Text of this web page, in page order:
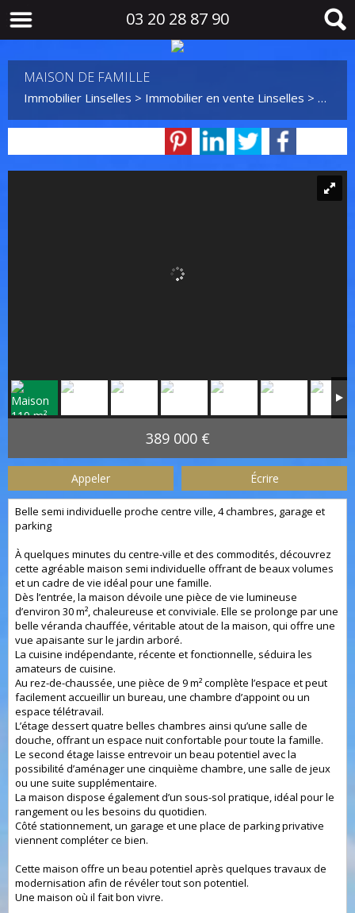
03 20 28 87 90
MAISON DE FAMILLE
Immobilier Linselles > Immobilier en vente Linselles >
389 000 €
Appeler Écrire
Belle semi individuelle proche centre ville, 4 chambres, garage et
parking
À quelques minutes du centre-ville et des commodités, découvrez
cette agréable maison semi individuelle offrant de beaux volumes
et un cadre de vie idéal pour une famille.
Dès l’entrée, la maison dévoile une pièce de vie lumineuse
d’environ 30 m², chaleureuse et conviviale. Elle se prolonge par une
belle véranda chauffée, véritable atout de la maison, qui offre une
vue apaisante sur le jardin arboré.
La cuisine indépendante, récente et fonctionnelle, séduira les
amateurs de cuisine.
Au rez-de-chaussée, une pièce de 9 m² complète l’espace et peut
facilement accueillir un bureau, une chambre d’appoint ou un
espace télétravail.
L’étage dessert quatre belles chambres ainsi qu’une salle de
douche, offrant un espace nuit confortable pour toute la famille.
Le second étage laisse entrevoir un beau potentiel avec la
possibilité d’aménager une cinquième chambre, une salle de jeux
ou une suite supplémentaire.
La maison dispose également d’un sous-sol pratique, idéal pour le
rangement ou les besoins du quotidien.
Côté stationnement, un garage et une place de parking privative
viennent compléter ce bien.
Cette maison offre un beau potentiel après quelques travaux de
modernisation afin de révéler tout son potentiel.
Une maison où il fait bon vivre.